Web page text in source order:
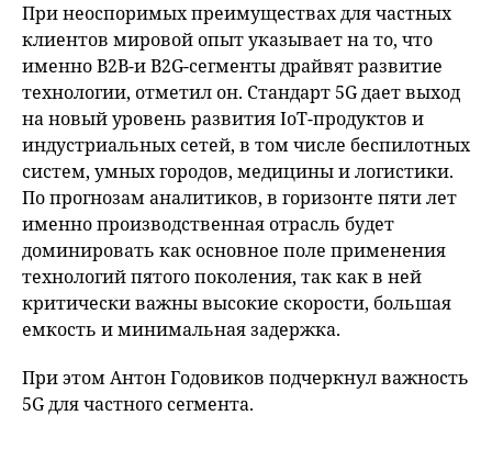
При неоспоримых преимуществах для частных
клиентов мировой опыт указывает на то, что
именно В2В-и B2G-сегменты драйвят развитие
технологии, отметил он. Стандарт 5G дает выход
на новый уровень развития IoT-продуктов и
индустриальных сетей, в том числе беспилотных
систем, умных городов, медицины и логистики.
По прогнозам аналитиков, в горизонте пяти лет
именно производственная отрасль будет
доминировать как основное поле применения
технологий пятого поколения, так как в ней
критически важны высокие скорости, большая
емкость и минимальная задержка.
При этом Антон Годовиков подчеркнул важность
5G для частного сегмента.